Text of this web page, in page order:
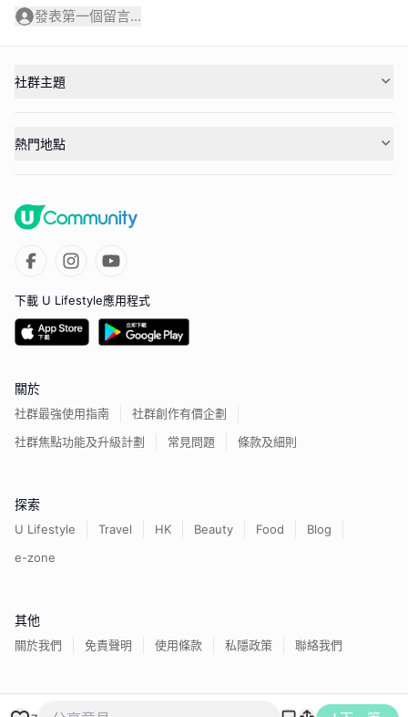
發表第一個留言...
社群主題
熱門地點
下載 U Lifestyle應用程式
關於
社群最強使用指南
社群創作有價企劃
社群焦點功能及升級計劃
常見問題 條款及細則
探索
U Lifestyle Travel HK Beauty Food
Blog
e-zone
其他
關於我們 免責聲明 使用條款 私隱政策 聯絡我們